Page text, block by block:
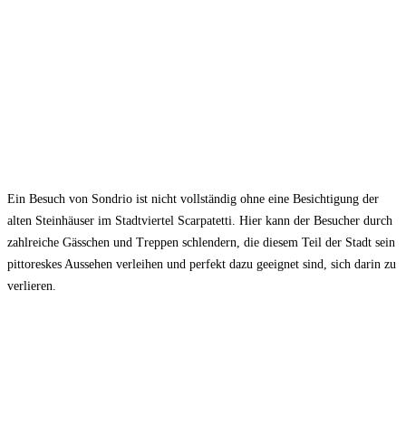
Ein Besuch von Sondrio ist nicht vollständig ohne eine Besichtigung der
alten Steinhäuser im Stadtviertel Scarpatetti. Hier kann der Besucher durch
zahlreiche Gässchen und Treppen schlendern, die diesem Teil der Stadt sein
pittoreskes Aussehen verleihen und perfekt dazu geeignet sind, sich darin zu
verlieren.